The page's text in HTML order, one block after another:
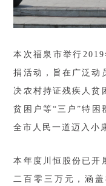
本次福泉市举行
捐活动，旨在广泛动
决农村持证残疾人贫
贫困户等“三户”特困
全市人民一道迈入小
本年度川恒股份已开
二百零三万元，涵